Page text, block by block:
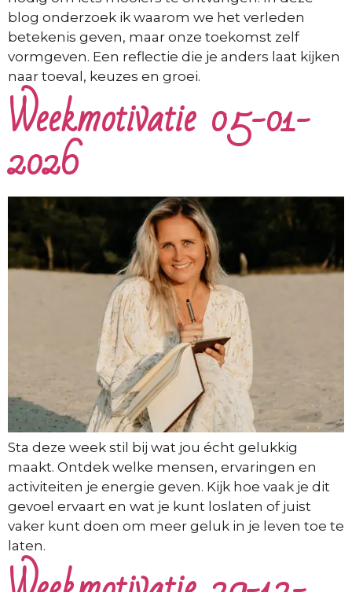
blog onderzoek ik waarom we het verleden
betekenis geven, maar onze toekomst zelf
vormgeven. Een reflectie die je anders laat kijken
naar toeval, keuzes en groei.
Weekmotivatie 05-01-
2026
Sta deze week stil bij wat jou écht gelukkig
maakt. Ontdek welke mensen, ervaringen en
activiteiten je energie geven. Kijk hoe vaak je dit
gevoel ervaart en wat je kunt loslaten of juist
vaker kunt doen om meer geluk in je leven toe te
laten.